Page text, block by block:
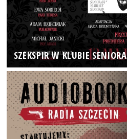
SZEKSPIR W KLUBIE SENIORA